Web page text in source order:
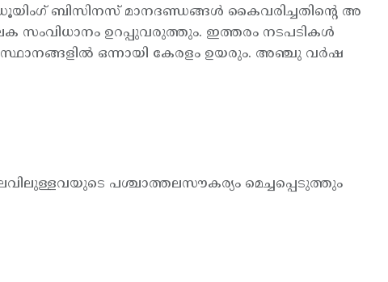
ബിസിനസ് മാനദണ്ഡങ്ങള്‍ കൈവരിച്ചതിന്റെ അ
ഉറപ്പുവരുത്തും. ഇത്തരം നടപടികള്‍
ഒന്നായി കേരളം ഉയരും. അഞ്ചു വര്‍ഷ
പശ്ചാത്തലസൗകര്യം മെച്ചപ്പെടുത്തും